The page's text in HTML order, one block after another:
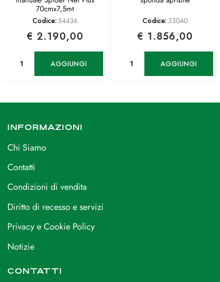
70cmx7,5mt
Codice:54436
€ 2.190,00
AGGIUNGI
Codice: 33040
€ 1.856,00
AGGIUNGI
INFORMAZIONI
Chi Siamo
Contatti
Condizioni di vendita
Diritto di recesso e servizi
Privacy e Cookie Policy
Notizie
CONTATTI